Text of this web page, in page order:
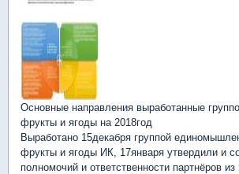
Основные направления выработанные
фрукты и ягоды на 2018год
Выработано 15декабря группой
фрукты и ягоды ИК, 17января утвердили и
полномочий и ответственности партнёров